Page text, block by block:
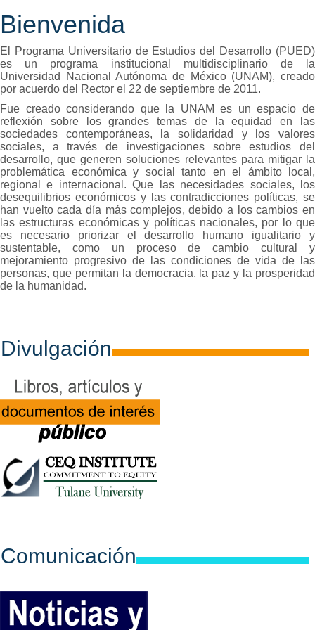
Bienvenida
El Programa Universitario de Estudios del Desarrollo (PUED)
es un programa institucional multidisciplinario de la
Universidad Nacional Autónoma de México (UNAM), creado
por acuerdo del Rector el 22 de septiembre de 2011.
Fue creado considerando que la UNAM es un espacio de
reflexión sobre los grandes temas de la equidad en las
sociedades contemporáneas, la solidaridad y los valores
sociales, a través de investigaciones sobre estudios del
desarrollo, que generen soluciones relevantes para mitigar la
problemática económica y social tanto en el ámbito local,
regional e internacional. Que las necesidades sociales, los
desequilibrios económicos y las contradicciones políticas, se
han vuelto cada día más complejos, debido a los cambios en
las estructuras económicas y políticas nacionales, por lo que
es necesario priorizar el desarrollo humano igualitario y
sustentable, como un proceso de cambio cultural y
mejoramiento progresivo de las condiciones de vida de las
personas, que permitan la democracia, la paz y la prosperidad
de la humanidad.